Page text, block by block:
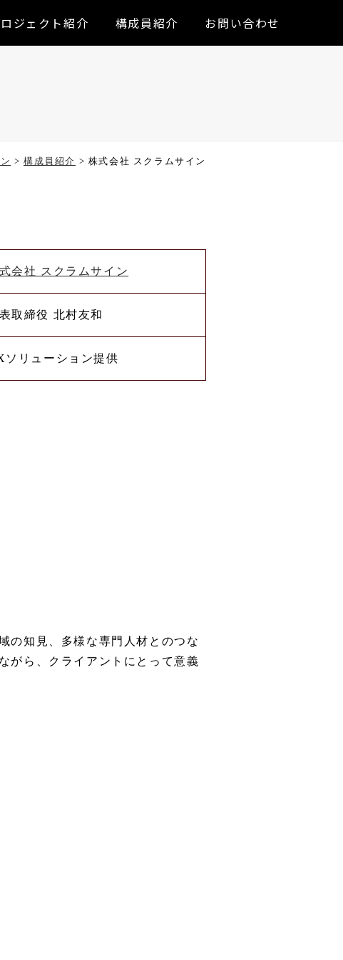
ジェクト紹介 構成員紹介 お問い合わせ
> 構成員紹介 > 株式会社 スクラムサイン
会社 スクラムサイン
取締役 北村友和
ソリューション提供
の知見、多様な専門人材とのつな
がら、クライアントにとって意義